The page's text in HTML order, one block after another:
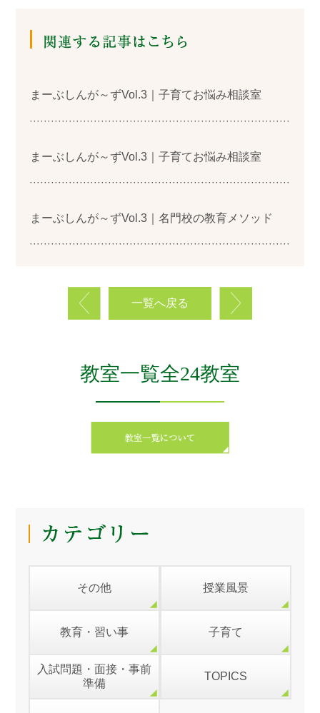
まーぶしんが～ずVol.3｜子育てお悩み相談室
まーぶしんが～ずVol.3｜子育てお悩み相談室
まーぶしんが～ずVol.3｜名門校の教育メソッド
一覧へ戻る
教室一覧全24教室
その他 授業風景
教育・習い事 子育て
入試問題・面接・事前
準備
TOPICS